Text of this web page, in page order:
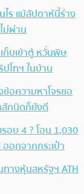
ไร แม้สัปดาห์นี้ร่าง
ม่ผ่าน
ก็บเข้าตู้ หวั่นพิษ
โทฯ ในบ้าน
ข้อความหาโจรขอ
กนิดก็ยังดี
อบ 4 ? โอน 1,030
อกจากกระเป๋า
างหุ้นสหรัฐฯ ATH